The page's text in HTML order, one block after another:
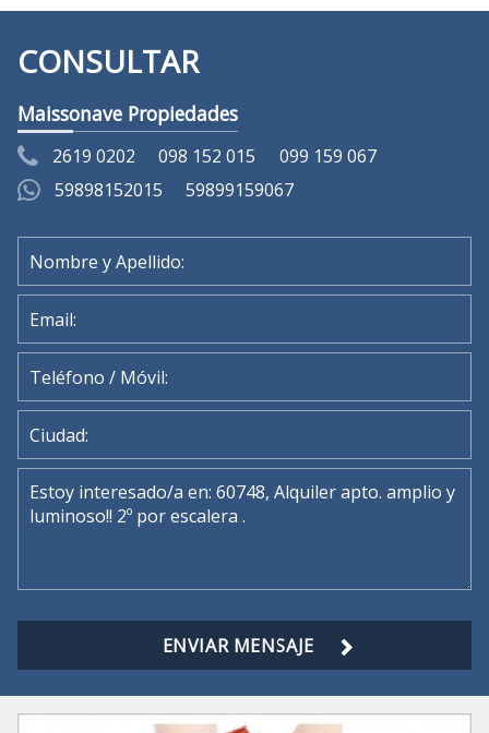
CONSULTAR
Maissonave Propiedades
2619 0202 098 152 015
099 159 067
59898152015
59899159067
ENVIAR MENSAJE